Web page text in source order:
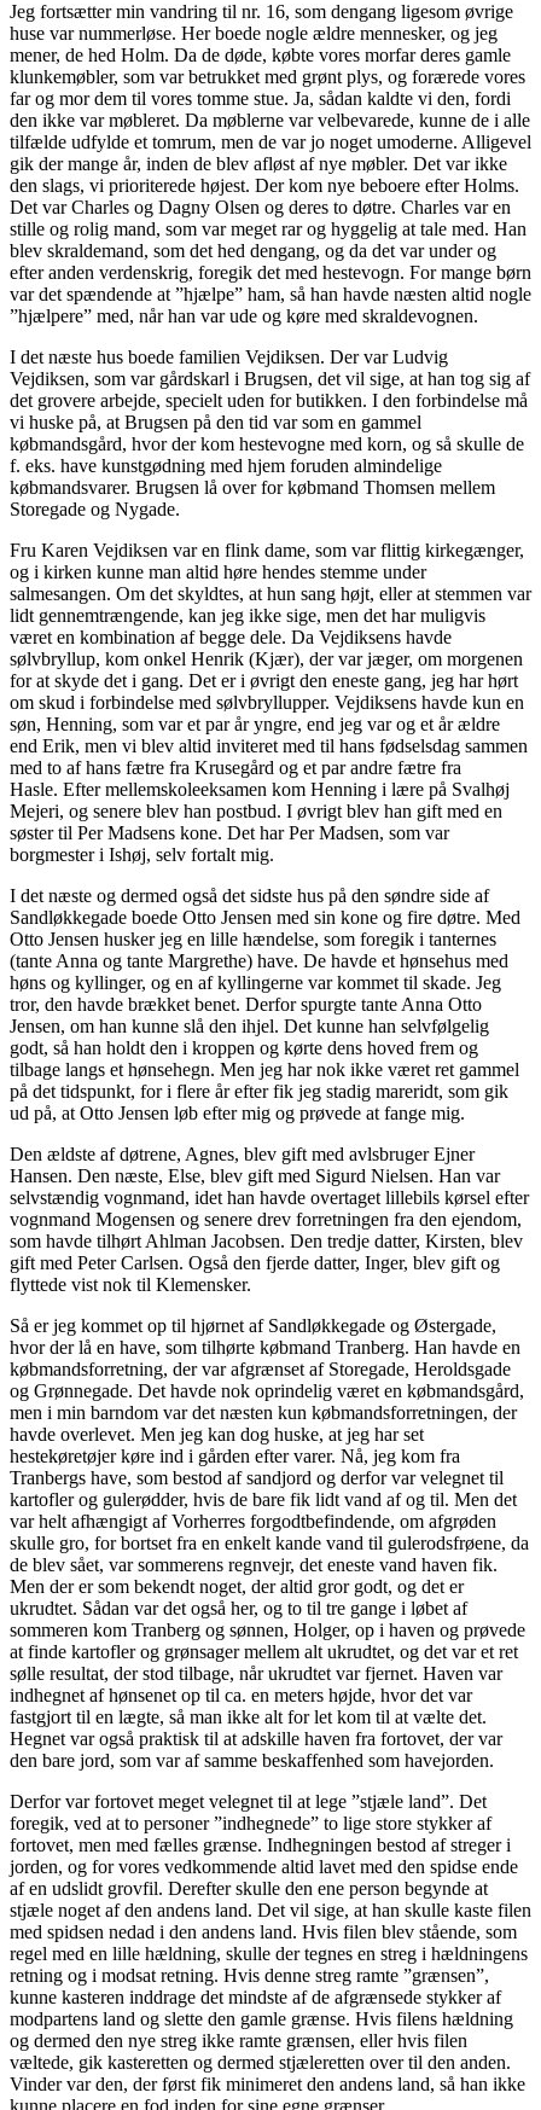
Jeg fortsætter min vandring til nr. 16, som dengang ligesom øvrige
huse var nummerløse. Her boede nogle ældre mennesker, og jeg
mener, de hed Holm. Da de døde, købte vores morfar deres gamle
klunkemøbler, som var betrukket med grønt plys, og forærede vores
far og mor dem til vores tomme stue. Ja, sådan kaldte vi den, fordi
den ikke var møbleret. Da møblerne var velbevarede, kunne de i alle
tilfælde udfylde et tomrum, men de var jo noget umoderne. Alligevel
gik der mange år, inden de blev afløst af nye møbler. Det var ikke
den slags, vi prioriterede højest. Der kom nye beboere efter Holms.
Det var Charles og Dagny Olsen og deres to døtre. Charles var en
stille og rolig mand, som var meget rar og hyggelig at tale med. Han
blev skraldemand, som det hed dengang, og da det var under og
efter anden verdenskrig, foregik det med hestevogn. For mange børn
var det spændende at ”hjælpe” ham, så han havde næsten altid nogle
”hjælpere” med, når han var ude og køre med skraldevognen.
I det næste hus boede familien Vejdiksen. Der var Ludvig
Vejdiksen, som var gårdskarl i Brugsen, det vil sige, at han tog sig af
det grovere arbejde, specielt uden for butikken. I den forbindelse må
vi huske på, at Brugsen på den tid var som en gammel
købmandsgård, hvor der kom hestevogne med korn, og så skulle de
f. eks. have kunstgødning med hjem foruden almindelige
købmandsvarer. Brugsen lå over for købmand Thomsen mellem
Storegade og Nygade.
Fru Karen Vejdiksen var en flink dame, som var flittig kirkegænger,
og i kirken kunne man altid høre hendes stemme under
salmesangen. Om det skyldtes, at hun sang højt, eller at stemmen var
lidt gennemtrængende, kan jeg ikke sige, men det har muligvis
været en kombination af begge dele. Da Vejdiksens havde
sølvbryllup, kom onkel Henrik (Kjær), der var jæger, om morgenen
for at skyde det i gang. Det er i øvrigt den eneste gang, jeg har hørt
om skud i forbindelse med sølvbryllupper. Vejdiksens havde kun en
søn, Henning, som var et par år yngre, end jeg var og et år ældre
end Erik, men vi blev altid inviteret med til hans fødselsdag sammen
med to af hans fætre fra Krusegård og et par andre fætre fra
Hasle. Efter mellemskoleeksamen kom Henning i lære på Svalhøj
Mejeri, og senere blev han postbud. I øvrigt blev han gift med en
søster til Per Madsens kone. Det har Per Madsen, som var
borgmester i Ishøj, selv fortalt mig.
I det næste og dermed også det sidste hus på den søndre side af
Sandløkkegade boede Otto Jensen med sin kone og fire døtre. Med
Otto Jensen husker jeg en lille hændelse, som foregik i tanternes
(tante Anna og tante Margrethe) have. De havde et hønsehus med
høns og kyllinger, og en af kyllingerne var kommet til skade. Jeg
tror, den havde brækket benet. Derfor spurgte tante Anna Otto
Jensen, om han kunne slå den ihjel. Det kunne han selvfølgelig
godt, så han holdt den i kroppen og kørte dens hoved frem og
tilbage langs et hønsehegn. Men jeg har nok ikke været ret gammel
på det tidspunkt, for i flere år efter fik jeg stadig mareridt, som gik
ud på, at Otto Jensen løb efter mig og prøvede at fange mig.
Den ældste af døtrene, Agnes, blev gift med avlsbruger Ejner
Hansen. Den næste, Else, blev gift med Sigurd Nielsen. Han var
selvstændig vognmand, idet han havde overtaget lillebils kørsel efter
vognmand Mogensen og senere drev forretningen fra den ejendom,
som havde tilhørt Ahlman Jacobsen. Den tredje datter, Kirsten, blev
gift med Peter Carlsen. Også den fjerde datter, Inger, blev gift og
flyttede vist nok til Klemensker.
Så er jeg kommet op til hjørnet af Sandløkkegade og Østergade,
hvor der lå en have, som tilhørte købmand Tranberg. Han havde en
købmandsforretning, der var afgrænset af Storegade, Heroldsgade
og Grønnegade. Det havde nok oprindelig været en købmandsgård,
men i min barndom var det næsten kun købmandsforretningen, der
havde overlevet. Men jeg kan dog huske, at jeg har set
hestekøretøjer køre ind i gården efter varer. Nå, jeg kom fra
Tranbergs have, som bestod af sandjord og derfor var velegnet til
kartofler og gulerødder, hvis de bare fik lidt vand af og til. Men det
var helt afhængigt af Vorherres forgodtbefindende, om afgrøden
skulle gro, for bortset fra en enkelt kande vand til gulerodsfrøene, da
de blev sået, var sommerens regnvejr, det eneste vand haven fik.
Men der er som bekendt noget, der altid gror godt, og det er
ukrudtet. Sådan var det også her, og to til tre gange i løbet af
sommeren kom Tranberg og sønnen, Holger, op i haven og prøvede
at finde kartofler og grønsager mellem alt ukrudtet, og det var et ret
sølle resultat, der stod tilbage, når ukrudtet var fjernet. Haven var
indhegnet af hønsenet op til ca. en meters højde, hvor det var
fastgjort til en lægte, så man ikke alt for let kom til at vælte det.
Hegnet var også praktisk til at adskille haven fra fortovet, der var
den bare jord, som var af samme beskaffenhed som havejorden.
Derfor var fortovet meget velegnet til at lege ”stjæle land”. Det
foregik, ved at to personer ”indhegnede” to lige store stykker af
fortovet, men med fælles grænse. Indhegningen bestod af streger i
jorden, og for vores vedkommende altid lavet med den spidse ende
af en udslidt grovfil. Derefter skulle den ene person begynde at
stjæle noget af den andens land. Det vil sige, at han skulle kaste filen
med spidsen nedad i den andens land. Hvis filen blev stående, som
regel med en lille hældning, skulle der tegnes en streg i hældningens
retning og i modsat retning. Hvis denne streg ramte ”grænsen”,
kunne kasteren inddrage det mindste af de afgrænsede stykker af
modpartens land og slette den gamle grænse. Hvis filens hældning
og dermed den nye streg ikke ramte grænsen, eller hvis filen
væltede, gik kasteretten og dermed stjæleretten over til den anden.
Vinder var den, der først fik minimeret den andens land, så han ikke